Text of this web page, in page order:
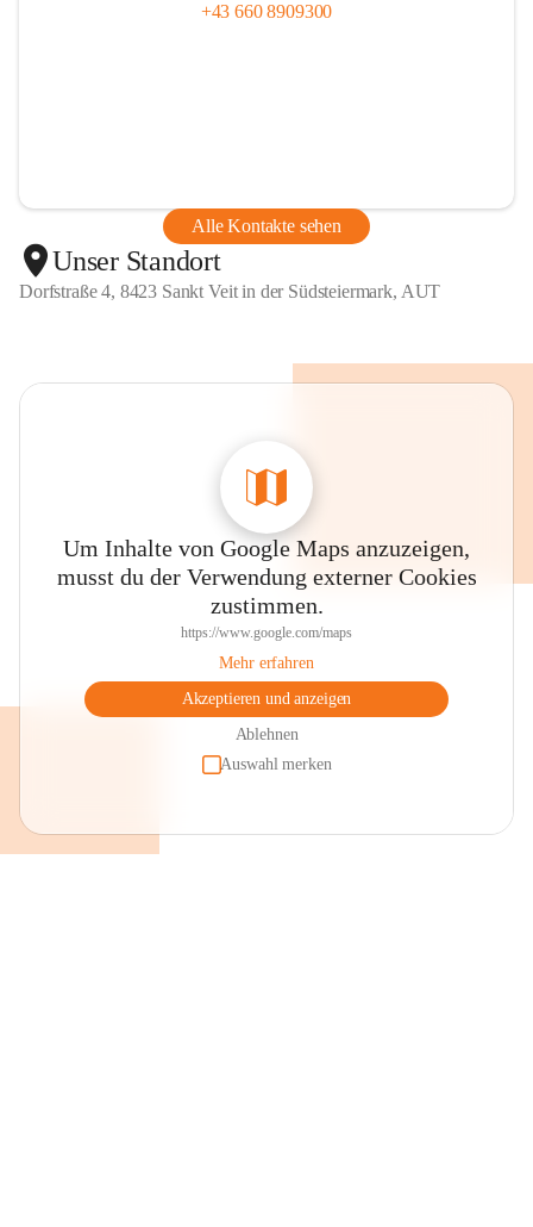
+43 660 8909300
Alle Kontakte sehen
Unser Standort
Dorfstraße 4, 8423 Sankt Veit in der Südsteiermark, AUT
Um Inhalte von Google Maps anzuzeigen,
musst du der Verwendung externer Cookies
zustimmen.
https://www.google.com/maps
Mehr erfahren
Akzeptieren und anzeigen
Ablehnen
Auswahl merken